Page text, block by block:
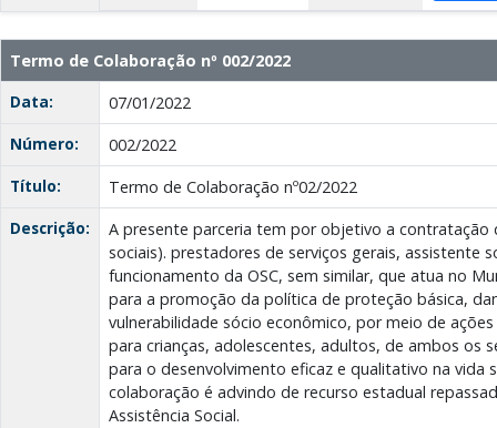
Termo de Colaboração nº 002/2022
Data:
07/01/2022
Número:
002/2022
Título:
Termo de Colaboração nº02/2022
Descrição:
A presente parceria tem por objetivo a contratação
sociais). prestadores de serviços gerais, assistente
funcionamento da OSC, sem similar, que atua no
para a promoção da política de proteção básica,
vulnerabilidade sócio econômico, por meio de
para crianças, adolescentes, adultos, de ambos os
para o desenvolvimento eficaz e qualitativo na vida
colaboração é advindo de recurso estadual
Assistência Social.